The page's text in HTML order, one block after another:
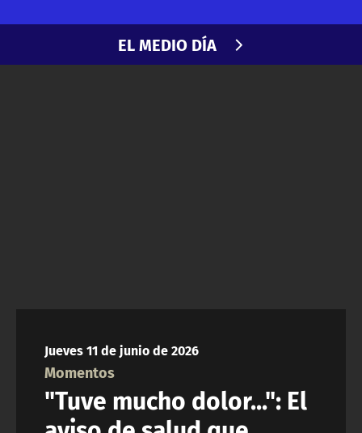
EL MEDIO DÍA
Jueves 11 de junio de 2026
Momentos
"Tuve mucho dolor...": El